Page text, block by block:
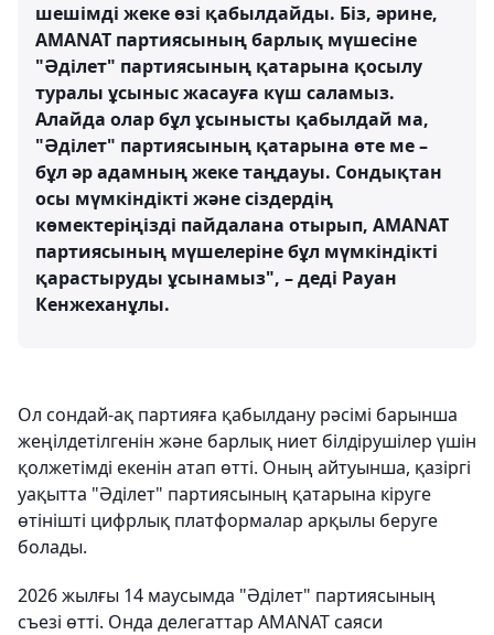
шешімді жеке өзі қабылдайды. Біз, әрине,
AMANAT партиясының барлық мүшесіне
"Әділет" партиясының қатарына қосылу
туралы ұсыныс жасауға күш саламыз.
Алайда олар бұл ұсынысты қабылдай ма,
"Әділет" партиясының қатарына өте ме –
бұл әр адамның жеке таңдауы. Сондықтан
осы мүмкіндікті және сіздердің
көмектеріңізді пайдалана отырып, AMANAT
партиясының мүшелеріне бұл мүмкіндікті
қарастыруды ұсынамыз", – деді Рауан
Кенжеханұлы.
Ол сондай-ақ партияға қабылдану рәсімі барынша
жеңілдетілгенін және барлық ниет білдірушілер үшін
қолжетімді екенін атап өтті. Оның айтуынша, қазіргі
уақытта "Әділет" партиясының қатарына кіруге
өтінішті цифрлық платформалар арқылы беруге
болады.
2026 жылғы 14 маусымда "Әділет" партиясының
съезі өтті. Онда делегаттар AMANAT саяси